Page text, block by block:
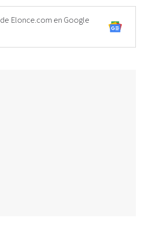
Elonce.com en Google